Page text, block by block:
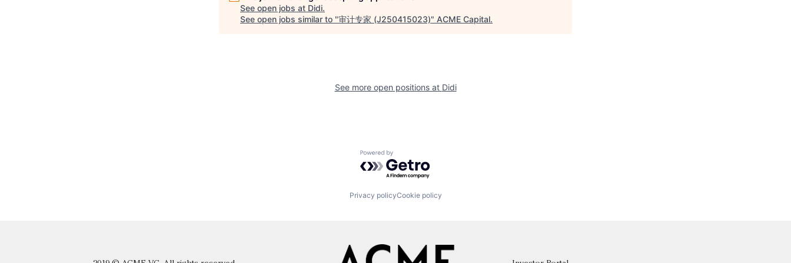
See open jobs at Didi.
See open jobs similar to "审计专家 (J250415023)" ACME Capital.
See more open positions at Didi
Powered by Getro.com
Privacy policyCookie policy